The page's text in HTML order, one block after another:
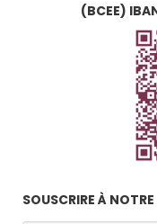
(BCEE)
SOUSCRIRE À